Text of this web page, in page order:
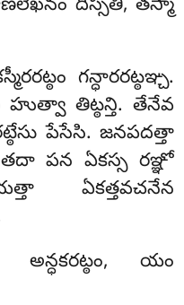
దిస్సతి, తస్మా
గన్ధారరట్ఠఞ్చ.
తిట్ఠన్తి. తేనేవ
పేసేసి. జనపదత్తా
తదా పన ఏకస్స రఞ్ఞో
ఏకత్తవచనేన
అన్ధకరట్ఠం, యం